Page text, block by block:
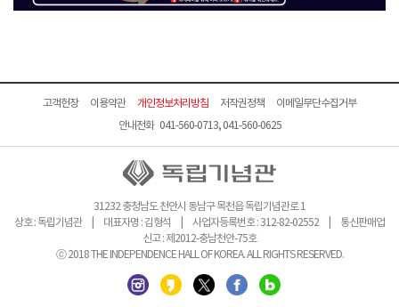
고객헌장 이용약관 개인정보처리방침 저작권정책
이메일무단수집거부
안내전화 041-560-0713, 041-560-0625
31232 충청남도 천안시 동남구 목천읍 독립기념관로 1
상호 : 독립기념관 | 대표자명 : 김형석 | 사업자등록번호 : 312-82-02552 | 통신판매업
신고 : 제2012-충남천안-75호
ⓒ 2018 THE INDEPENDENCE HALL OF KOREA. ALL RIGHTS RESERVED.